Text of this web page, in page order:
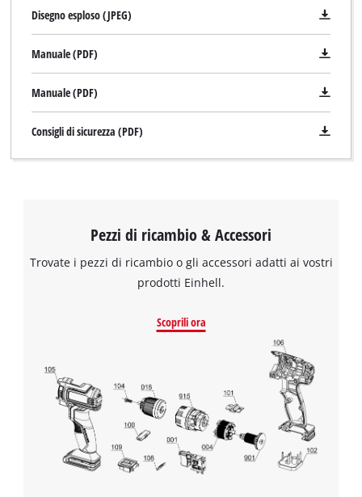
Disegno esploso (JPEG)
Manuale (PDF)
Manuale (PDF)
Consigli di sicurezza (PDF)
Pezzi di ricambio & Accessori
Trovate i pezzi di ricambio o gli accessori adatti ai vostri
prodotti Einhell.
Scoprili ora